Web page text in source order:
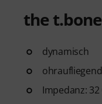
the
dynamisch
ohraufliegend
Impedanz: